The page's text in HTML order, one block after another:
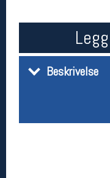
Beskrivelse
Oslo Sportslager